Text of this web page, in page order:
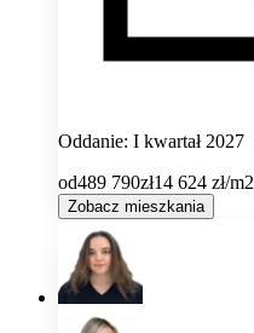
Oddanie: I kwartał 2027
od489 790zł14 624 zł/m2
Zobacz mieszkania